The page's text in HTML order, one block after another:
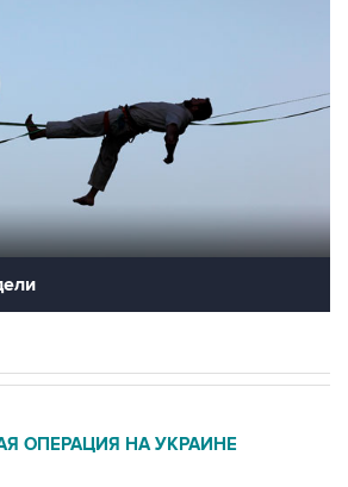
ОПЕРАЦИЯ НА УКРАИНЕ